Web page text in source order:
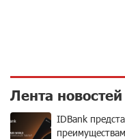
Лента новостей
IDBank